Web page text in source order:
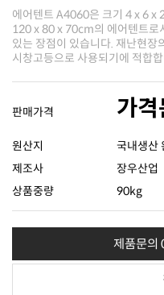
시창고등으로 사용되기에 적합합
판매가격 가격
원산지
국내생산
제조사
장우산업
상품중량
90kg
제품문